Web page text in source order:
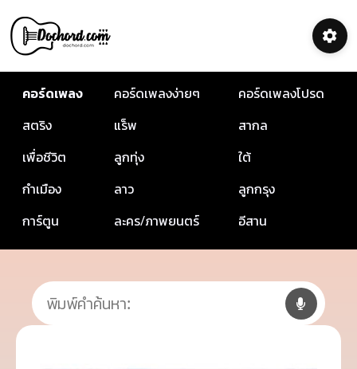
คอร์ดเพลง คอร์ดเพลงง่ายๆ
คอร์ดเพลงโปรด
สตริง
แร็พ
สากล
เพื่อชีวิต
ลูกทุ่ง
ใต้
กำเมือง
ลาว
ลูกกรุง
การ์ตูน
ละคร/ภาพยนตร์ อีสาน